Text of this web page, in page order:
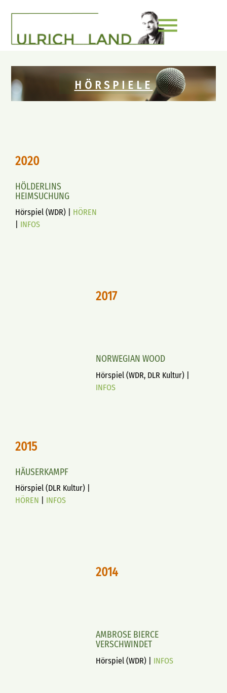
menu
HÖRSPIELE
2020
HÖLDERLINS
HEIMSUCHUNG
Hörspiel (WDR) | HÖREN
INFOS
2017
NORWEGIAN WOOD
Hörspiel (WDR, DLR Kultur) |
INFOS
2015
HÄUSERKAMPF
Hörspiel (DLR Kultur) |
HÖREN
INFOS
2014
AMBROSE BIERCE
VERSCHWINDET
Hörspiel (WDR) | INFOS